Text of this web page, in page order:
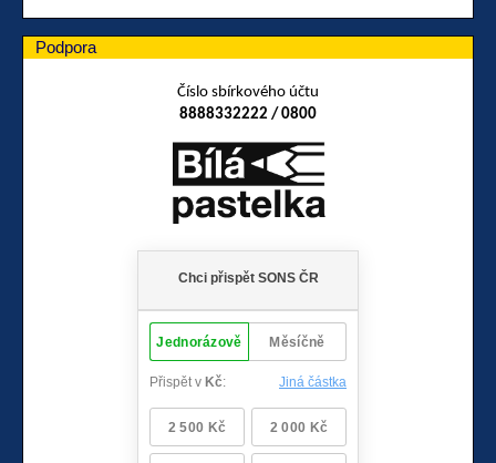
Podpora
Číslo sbírkového účtu
8888332222 / 0800